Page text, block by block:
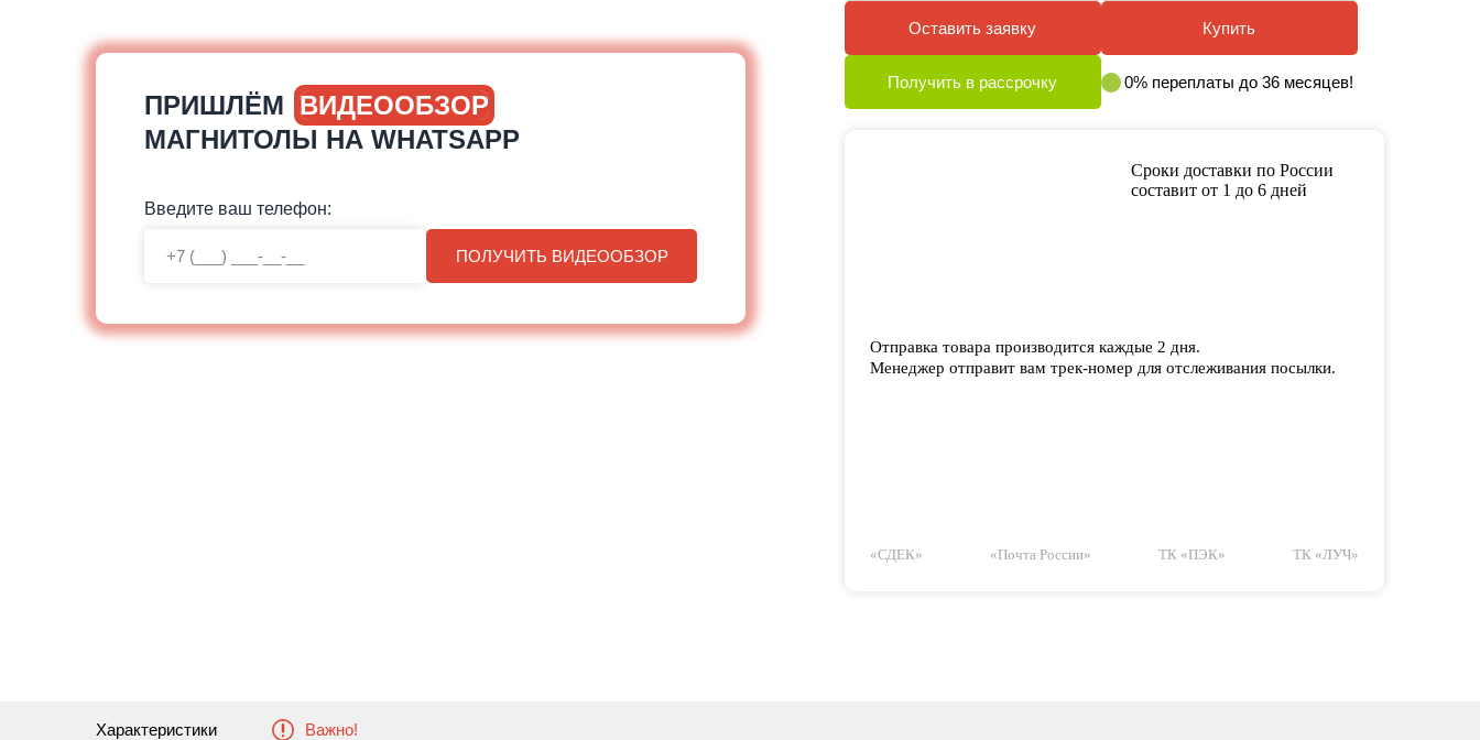
ПРИШЛЁМ ВИДЕООБЗОР
МАГНИТОЛЫ НА WHATSAPP
Введите ваш телефон:
ПОЛУЧИТЬ ВИДЕООБЗОР
Оставить заявку Купить
Получить в рассрочку 0% переплаты до 36 месяцев!
Сроки доставки по России
составит от 1 до 6 дней
Отправка товара производится каждые 2 дня.
Менеджер отправит вам трек-номер для отслеживания посылки.
«СДЕК» «Почта России» ТК «ПЭК» ТК «ЛУЧ»
Характеристики Важно!